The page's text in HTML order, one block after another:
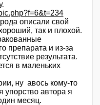
описали свой
так и плохой.
препарата и из-за
результата.
в маленьких
ну авось кому-то
упорство автора я
месяц.